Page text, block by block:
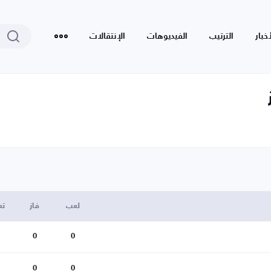
الترتيب الفيديوهات الإنتقالات
لعب فاز
0
0
0
0